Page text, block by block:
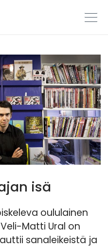
isä
oululainen
Matti Ural on
sanaleikeistä ja